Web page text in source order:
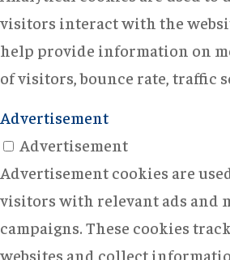
visitors interact with the
help provide information on
of visitors, bounce rate, traffic
Advertisement
Advertisement
Advertisement cookies are
visitors with relevant ads and
campaigns. These cookies
websites and collect